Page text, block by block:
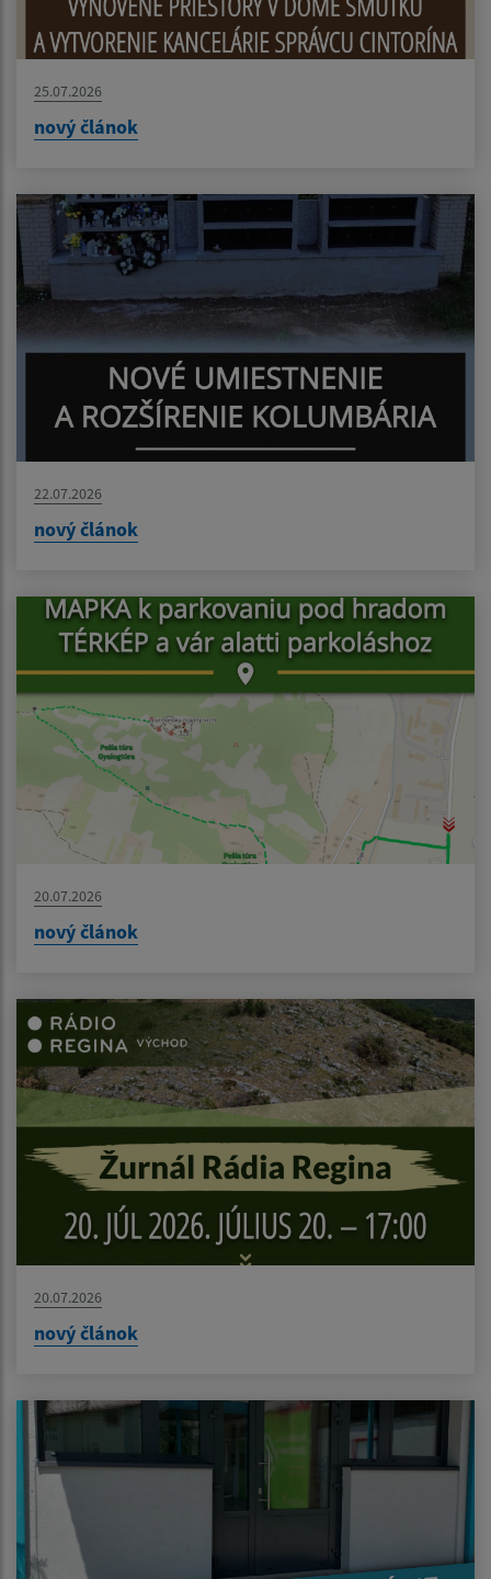
25.07.2026
nový článok
22.07.2026
nový článok
20.07.2026
nový článok
20.07.2026
nový článok